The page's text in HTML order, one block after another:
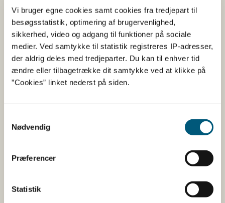
Vi bruger egne cookies samt cookies fra tredjepart til
besøgsstatistik, optimering af brugervenlighed,
sikkerhed, video og adgang til funktioner på sociale
medier. Ved samtykke til statistik registreres IP-adresser,
der aldrig deles med tredjeparter. Du kan til enhver tid
ændre eller tilbagetrække dit samtykke ved at klikke på
”Cookies” linket nederst på siden.
Nødvendig
Præferencer
Statistik
Jf. § 91, stk. 1 i reguleringsbekendtgørelsen må fartøjer,
der ifølge Landbrugs- og Fiskeristyrelsens
Fartøjsregister ejes direkte eller indirekte af en eller flere
bierhvervsfiskere, højst fiske, medbringe og lande en
tredjedel af fartøjsrationerne for alle arter. For
torskefiskerier gælder dog, at fartøjerne må fiske,
medbringe og lande halve fartøjsrationer, jf. § 91, stk. 2.
Denne straksregulering er udstedt i medfør af reglerne i
bekendtgørelse nr. 1430 af 5. december 2025 om
Straksreguleringen træder i kraft den 25. oktober 2025
medmindre andet fastsættes.